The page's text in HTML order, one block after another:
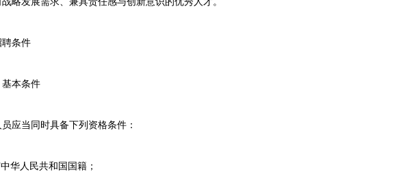
条件
本条件
当同时具备下列资格条件：
人民共和国国籍；